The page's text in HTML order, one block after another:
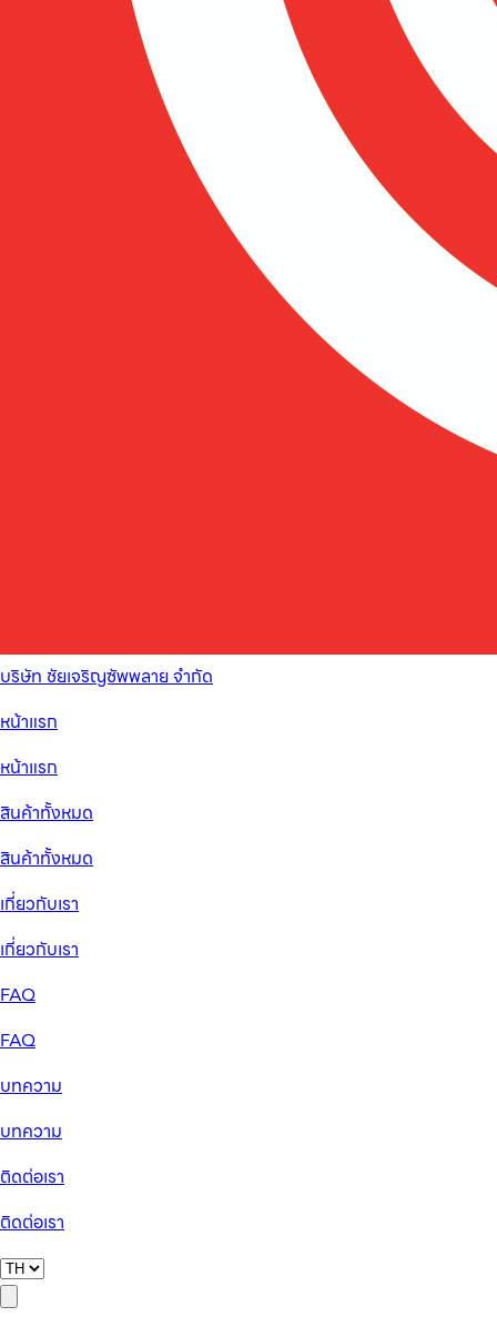
บริษัท ชัยเจริญซัพพลาย จำกัด
หน้าแรก
หน้าแรก
สินค้าทั้งหมด
สินค้าทั้งหมด
เกี่ยวกับเรา
เกี่ยวกับเรา
FAQ
FAQ
บทความ
บทความ
ติดต่อเรา
ติดต่อเรา